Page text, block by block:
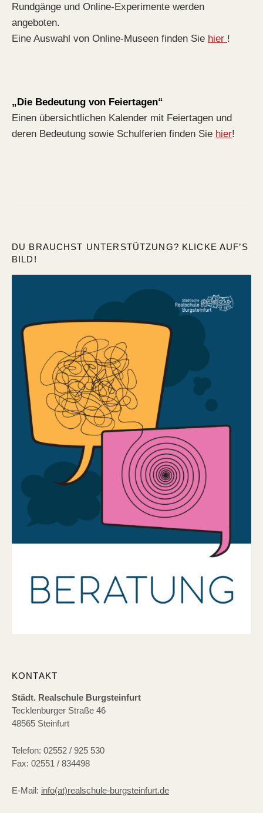
Rundgänge und Online-Experimente werden
angeboten.
Eine Auswahl von Online-Museen finden Sie hier !
„Die Bedeutung von Feiertagen“
Einen übersichtlichen Kalender mit Feiertagen und
deren Bedeutung sowie Schulferien finden Sie hier!
DU BRAUCHST UNTERSTÜTZUNG? KLICKE AUF’S
BILD!
KONTAKT
Städt. Realschule Burgsteinfurt
Tecklenburger Straße 46
48565 Steinfurt
Telefon: 02552 / 925 530
Fax: 02551 / 834498
E-Mail: info(at)realschule-burgsteinfurt.de